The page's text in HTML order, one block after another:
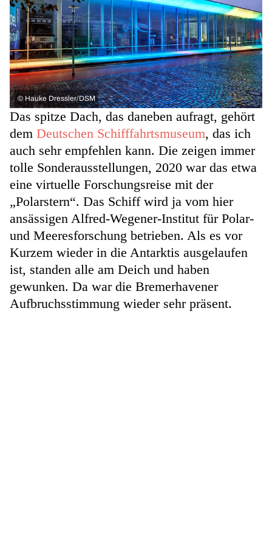
© Hauke Dressler/DSM
Das spitze Dach, das daneben aufragt, gehört
dem Deutschen Schifffahrtsmuseum, das ich
auch sehr empfehlen kann. Die zeigen immer
tolle Sonderausstellungen, 2020 war das etwa
eine virtuelle Forschungsreise mit der
„Polarstern“. Das Schiff wird ja vom hier
ansässigen Alfred-Wegener-Institut für Polar-
und Meeresforschung betrieben. Als es vor
Kurzem wieder in die Antarktis ausgelaufen
ist, standen alle am Deich und haben
gewunken. Da war die Bremerhavener
Aufbruchsstimmung wieder sehr präsent.